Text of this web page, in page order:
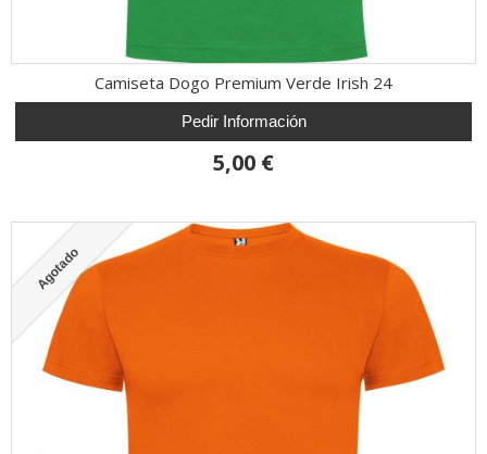
Camiseta Dogo Premium Verde Irish 24
Pedir Información
5,00 €
Agotado